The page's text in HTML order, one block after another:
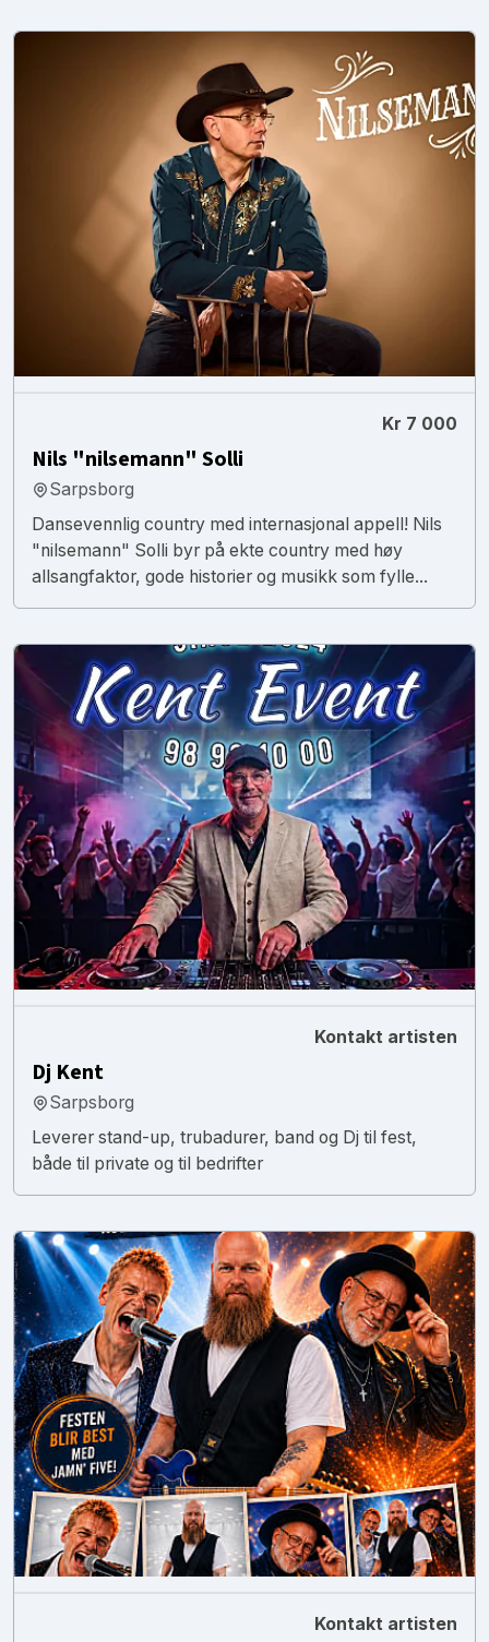
Kr 7 000
Nils "nilsemann" Solli
Sarpsborg
Dansevennlig country med internasjonal appell! Nils
"nilsemann" Solli byr på ekte country med høy
allsangfaktor, gode historier og musikk som fylle...
Kontakt artisten
Dj Kent
Sarpsborg
Leverer stand-up, trubadurer, band og Dj til fest,
både til private og til bedrifter
Kontakt artisten